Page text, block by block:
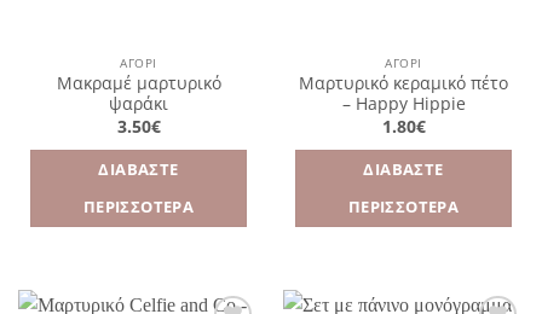
ΑΓΌΡΙ
Μακραμέ μαρτυρικό
ψαράκι
3.50€
ΔΙΑΒΆΣΤΕ
ΠΕΡΙΣΣΌΤΕΡΑ
ΑΓΌΡΙ
Μαρτυρικό κεραμικό πέτο
– Happy Hippie
1.80€
ΔΙΑΒΆΣΤΕ
ΠΕΡΙΣΣΌΤΕΡΑ